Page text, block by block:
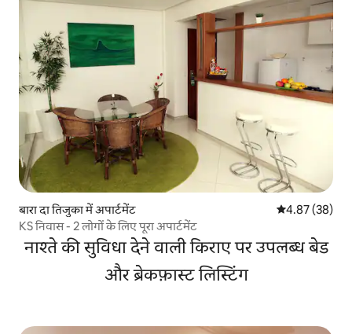
बारा दा तिजुका में अपार्टमेंट औसत रेटिंग 5 में
4.87 (38)
KS निवास - 2 लोगों के लिए पूरा अपार्टमेंट
नाश्ते की सुविधा देने वाली किराए पर उपलब्ध बेड
और ब्रेकफ़ास्ट लिस्टिंग